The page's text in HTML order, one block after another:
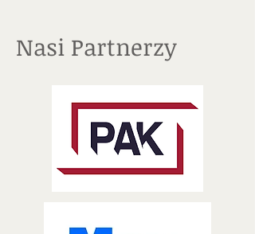
Nasi Partnerzy